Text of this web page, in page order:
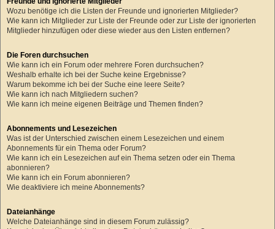
Wozu benötige ich die Listen der Freunde und ignorierten Mitglieder?
Wie kann ich Mitglieder zur Liste der Freunde oder zur Liste der ignorierten
Mitglieder hinzufügen oder diese wieder aus den Listen entfernen?
Die Foren durchsuchen
Wie kann ich ein Forum oder mehrere Foren durchsuchen?
Weshalb erhalte ich bei der Suche keine Ergebnisse?
Warum bekomme ich bei der Suche eine leere Seite?
Wie kann ich nach Mitgliedern suchen?
Wie kann ich meine eigenen Beiträge und Themen finden?
Abonnements und Lesezeichen
Was ist der Unterschied zwischen einem Lesezeichen und einem
Abonnements für ein Thema oder Forum?
Wie kann ich ein Lesezeichen auf ein Thema setzen oder ein Thema
abonnieren?
Wie kann ich ein Forum abonnieren?
Wie deaktiviere ich meine Abonnements?
Dateianhänge
Welche Dateianhänge sind in diesem Forum zulässig?